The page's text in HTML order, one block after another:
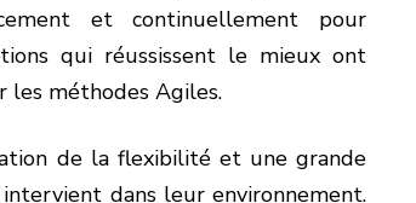
et continuellement pour
qui réussissent le mieux ont
les méthodes Agiles.
de la flexibilité et une grande
dans leur environnement.